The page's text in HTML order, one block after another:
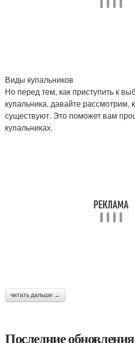
Виды купальников
Но перед тем, как приступить к
купальника, давайте
существуют. Это поможет вам
купальниках.
читать дальше →
Последние